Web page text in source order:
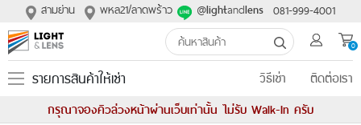
สามย่าน พหล21/ลาดพร้าว @lightandlens 081-999-4001
0
รายการสินค้าให้เช่า วิธีเช่า ติดต่อเรา
กรุณาจองคิวล่วงหน้าผ่านเว็บเท่านั้น ไม่รับ Walk-In ครับ